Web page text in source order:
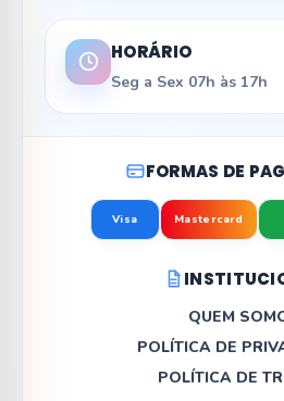
HORÁRIO
Seg a Sex 07h às 17h
FORMAS DE
Visa Mastercard
QUEM
POLÍTICA DE
POLÍTICA DE